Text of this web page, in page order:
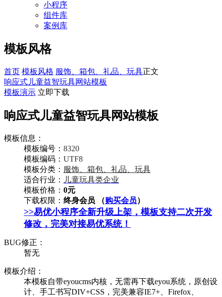
小程序
组件库
案例库
模板风格
首页 模板风格 服饰、箱包、礼品、玩具正文
响应式儿童益智玩具网站模板
模板演示 立即下载
响应式儿童益智玩具网站模板
模板信息：
模板编号： 8320
模板编码： UTF8
模板分类： 服饰、箱包、礼品、玩具
适合行业：
儿童玩具类企业
模板价格： 0元
下载权限： 终身会员 （购买会员）
>>易优小程序全新升级上架，模板支持二次开发
修改，完美对接易优系统！
BUG修正：
暂无
模板介绍：
本模板自带eyoucms内核，无需再下载eyou系统，原创设
计、手工书写DIV+CSS，完美兼容IE7+、Firefox、